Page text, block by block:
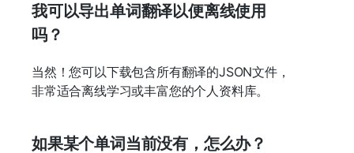
我可以导出单词翻译以便离线使用
吗？
当然！您可以下载包含所有翻译的JSON文件，
非常适合离线学习或丰富您的个人资料库。
如果某个单词当前没有，怎么办？